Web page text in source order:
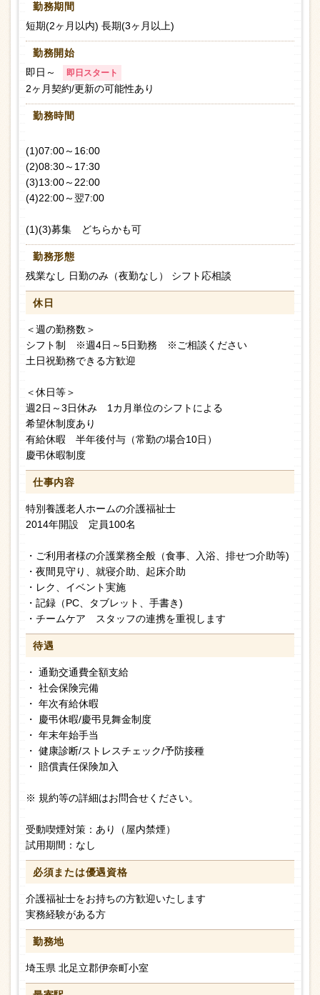
勤務期間
短期(2ヶ月以内) 長期(3ヶ月以上)
勤務開始
即日～
即日スタート
2ヶ月契約/更新の可能性あり
勤務時間
(1)07:00～16:00
(2)08:30～17:30
(3)13:00～22:00
(4)22:00～翌7:00
(1)(3)募集 どちらかも可
勤務形態
残業なし 日勤のみ（夜勤なし） シフト応相談
休日
＜週の勤務数＞
シフト制 ※週4日～5日勤務 ※ご相談ください
土日祝勤務できる方歓迎
＜休日等＞
週2日～3日休み 1カ月単位のシフトによる
希望休制度あり
有給休暇 半年後付与（常勤の場合10日）
慶弔休暇制度
仕事内容
特別養護老人ホームの介護福祉士
2014年開設 定員100名
・ご利用者様の介護業務全般（食事、入浴、排せつ介助等)
・夜間見守り、就寝介助、起床介助
・レク、イベント実施
・記録（PC、タブレット、手書き)
・チームケア スタッフの連携を重視します
待遇
・ 通勤交通費全額支給
・ 社会保険完備
・ 年次有給休暇
・ 慶弔休暇/慶弔見舞金制度
・ 年末年始手当
・ 健康診断/ストレスチェック/予防接種
・ 賠償責任保険加入
※ 規約等の詳細はお問合せください。
受動喫煙対策：あり（屋内禁煙）
試用期間：なし
必須または優遇資格
介護福祉士をお持ちの方歓迎いたします
実務経験がある方
勤務地
埼玉県 北足立郡伊奈町小室